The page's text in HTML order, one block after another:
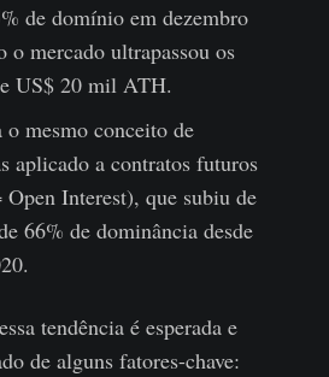
de domínio em dezembro
o mercado ultrapassou os
US$ 20 mil ATH.
mesmo conceito de
aplicado a contratos futuros
Interest), que subiu de
66% de dominância desde
tendência é esperada e
de alguns fatores-chave: